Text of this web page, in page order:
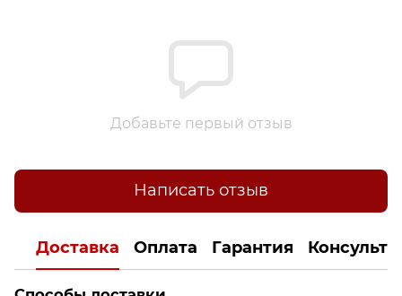
Добавьте первый отзыв
Написать отзыв
Доставка Оплата Гарантия